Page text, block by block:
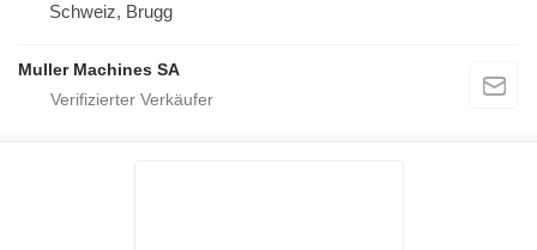
Schweiz, Brugg
Muller Machines SA